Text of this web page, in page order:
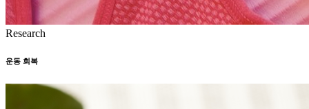
Research
운동 회복